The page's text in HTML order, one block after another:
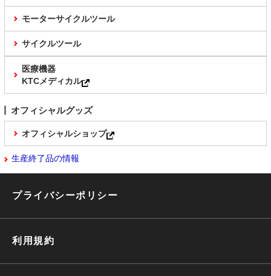
モーターサイクルツール
サイクルツール
医療機器
KTCメディカル
オフィシャルグッズ
オフィシャルショップ
生産終了品の情報
プライバシーポリシー
利用規約